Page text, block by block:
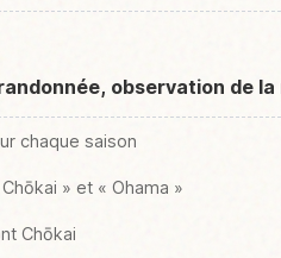
observation de
chaque saison
» et « Ohama »
Chōkai